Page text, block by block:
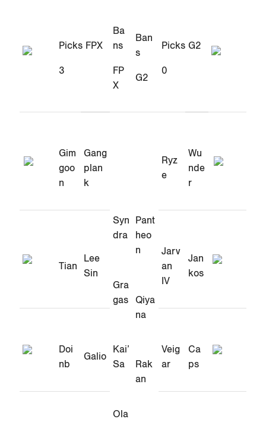
Picks FPX
3
Ba
ns
FP
X
Ban
s
G2
Picks G2
0
Gim
goo
n
Gang
plan
k
Syn
dra
Gra
gas
Kai’
Sa
Ola
Pant
heo
n
Qiya
na
Rak
an
Ryz
e
Wu
nde
r
Tian
Lee
Sin
Jarv
an
IV
Jan
kos
Doi
nb
Galio
Veig
ar
Ca
ps